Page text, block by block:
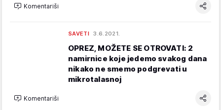
Komentariši
SAVETI 3.6.2021.
OPREZ, MOŽETE SE OTROVATI: 2
namirnice koje jedemo svakog dana
nikako ne smemo podgrevati u
mikrotalasnoj
Komentariši